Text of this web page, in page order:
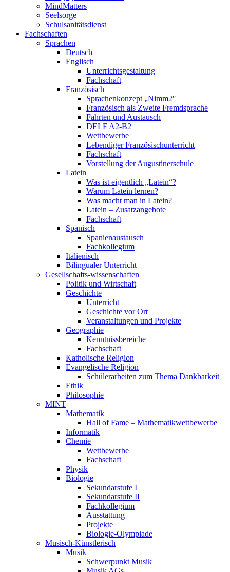
MindMatters
Seelsorge
Schulsanitätsdienst
Fachschaften
Sprachen
Deutsch
Englisch
Unterrichtsgestaltung
Fachschaft
Französisch
Sprachenkonzept „Nimm2″
Französisch als Zweite Fremdsprache
Fahrten und Austausch
DELF A2-B2
Wettbewerbe
Lebendiger Französischunterricht
Fachschaft
Vorstellung der Augustinerschule
Latein
Was ist eigentlich „Latein“?
Warum Latein lernen?
Was macht man in Latein?
Latein – Zusatzangebote
Fachschaft
Spanisch
Spanienaustausch
Fachkollegium
Italienisch
Bilingualer Unterricht
Gesellschafts-wissenschaften
Politik und Wirtschaft
Geschichte
Unterricht
Geschichte vor Ort
Veranstaltungen und Projekte
Geographie
Kenntnissbereiche
Fachschaft
Katholische Religion
Evangelische Religion
Schülerarbeiten zum Thema Dankbarkeit
Ethik
Philosophie
MINT
Mathematik
Hall of Fame – Mathematikwettbewerbe
Informatik
Chemie
Wettbewerbe
Fachschaft
Physik
Biologie
Sekundarstufe I
Sekundarstufe II
Fachkollegium
Ausstattung
Projekte
Biologie-Olympiade
Musisch-Künstlerisch
Musik
Schwerpunkt Musik